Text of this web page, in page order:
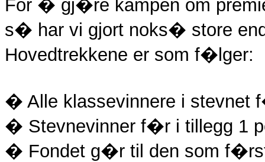
For � gj�re kampen om
s� har vi gjort noks� store
Hovedtrekkene er som f�lger:
� Alle klassevinnere i stevnet
� Stevnevinner f�r i tillegg 1
� Fondet g�r til den som